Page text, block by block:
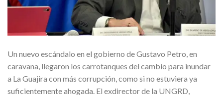
Un nuevo escándalo en el gobierno de Gustavo Petro, en
caravana, llegaron los carrotanques del cambio para inundar
a La Guajira con más corrupción, como si no estuviera ya
suficientemente ahogada. El exdirector de la UNGRD,